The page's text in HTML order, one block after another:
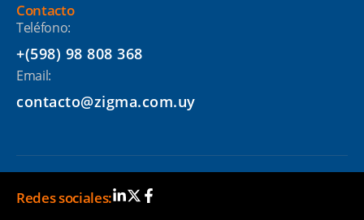
Contacto
Teléfono:
+(598) 98 808 368
Email:
contacto@zigma.com.uy
Redes sociales: